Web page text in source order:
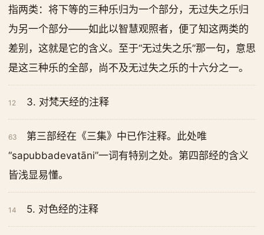
指两类：将下等的三种乐归为一个部分，无过失之乐归
为另一个部分——如此以智慧观照者，便了知这两类的
差别，这就是它的含义。至于“无过失之乐”那一句，意思
是这三种乐的全部，尚不及无过失之乐的十六分之一。
12 3. 对梵天经的注释
63
第三部经在《三集》中已作注释。此处唯
“sapubbadevatāni”一词有特别之处。第四部经的含义
皆浅显易懂。
14 5. 对色经的注释